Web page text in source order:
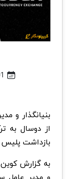
از دوسال به
بازداشت
به گزارش کوین